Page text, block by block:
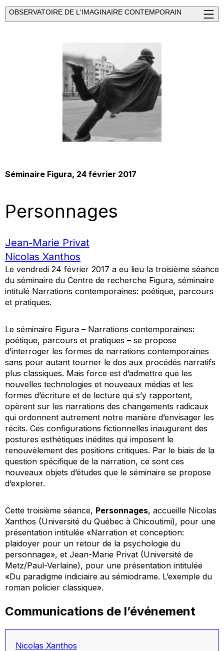
OBSERVATOIRE DE L'IMAGINAIRE CONTEMPORAIN
Séminaire Figura, 24 février 2017
Personnages
Jean-Marie Privat
Nicolas Xanthos
Le vendredi 24 février 2017 a eu lieu la troisième séance
du séminaire du Centre de recherche Figura, séminaire
intitulé Narrations contemporaines: poétique, parcours
et pratiques.
Le séminaire Figura – Narrations contemporaines:
poétique, parcours et pratiques – se propose
d’interroger les formes de narrations contemporaines
sans pour autant tourner le dos aux procédés narratifs
plus classiques. Mais force est d’admettre que les
nouvelles technologies et nouveaux médias et les
formes d’écriture et de lecture qui s’y rapportent,
opèrent sur les narrations des changements radicaux
qui ordonnent autrement notre manière d’envisager les
récits. Ces configurations fictionnelles inaugurent des
postures esthétiques inédites qui imposent le
renouvèlement des positions critiques. Par le biais de la
question spécifique de la narration, ce sont ces
nouveaux objets d’études que le séminaire se propose
d’explorer.
Cette troisième séance, Personnages, accueille Nicolas
Xanthos (Université du Québec à Chicoutimi), pour une
présentation intitulée «Narration et conception:
plaidoyer pour un retour de la psychologie du
personnage», et Jean-Marie Privat (Université de
Metz/Paul-Verlaine), pour une présentation intitulée
«Du paradigme indiciaire au sémiodrame. L’exemple du
roman policier classique».
Communications de l’événement
Nicolas Xanthos